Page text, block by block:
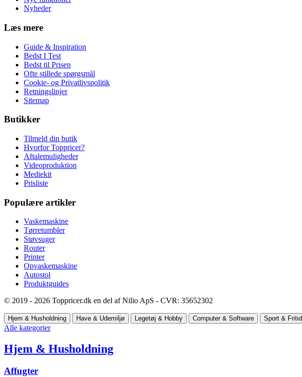
Nyheder
Læs mere
Guide & Inspiration
Bedst I Test
Bedst til Prisen
Ofte stillede spørgsmål
Cookie- og Privatlivspolitik
Retningslinjer
Sitemap
Butikker
Tilmeld din butik
Hvorfor Toppricer?
Aftalemuligheder
Videoproduktion
Mediekit
Prisliste
Populære artikler
Vaskemaskine
Tørretumbler
Støvsuger
Router
Printer
Opvaskemaskine
Autostol
Produktguides
© 2019 - 2026 Toppricer.dk en del af Nilio ApS - CVR: 35652302
Hjem & Husholdning Have & Udemiljø Legetøj & Hobby Computer & Software Sport & Fritid
Alle kategorier
Hjem & Husholdning
Affugter